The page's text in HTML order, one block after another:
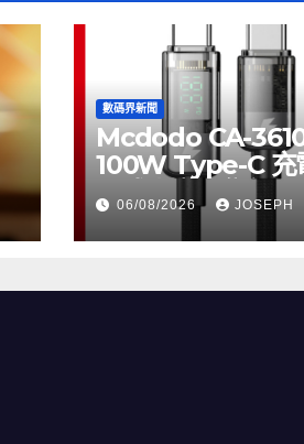
數碼界新聞
Mcdodo CA-
100W Type-C 充
正式上市，售價
HK$115
06/08/2026 JOSEPH